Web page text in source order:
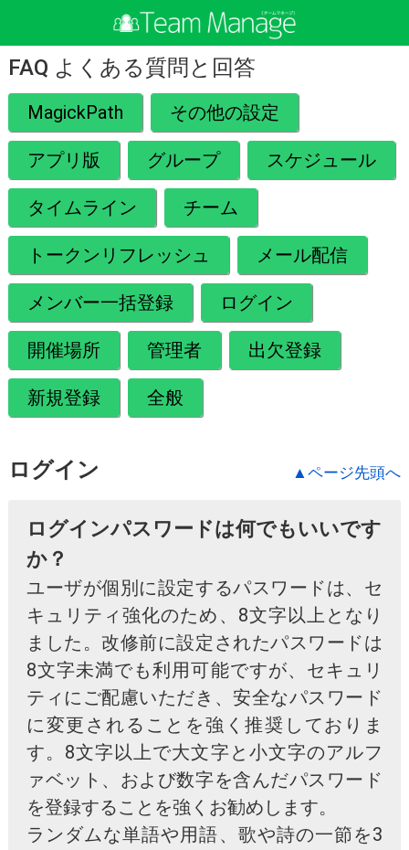
FAQ よくある質問と回答
MagickPath その他の設定
アプリ版 グループ スケジュール
タイムライン チーム
トークンリフレッシュ メール配信
メンバー一括登録 ログイン
開催場所 管理者 出欠登録
新規登録 全般
ログイン ▲ページ先頭へ
ログインパスワードは何でもいいです
か？
ユーザが個別に設定するパスワードは、セ
キュリティ強化のため、8文字以上となり
ました。改修前に設定されたパスワードは
8文字未満でも利用可能ですが、セキュリ
ティにご配慮いただき、安全なパスワード
に変更されることを強く推奨しておりま
す。8文字以上で大文字と小文字のアルフ
ァベット、および数字を含んだパスワード
を登録することを強くお勧めします。
ランダムな単語や用語、歌や詩の一節を3